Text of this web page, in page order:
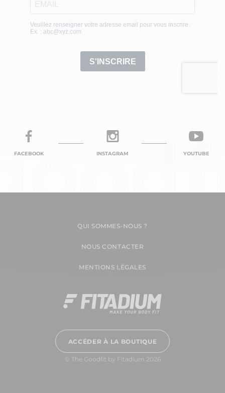
FACEBOOK INSTAGRAM YOUTUBE
QUI SOMMES-NOUS ?
NOUS CONTACTER
MENTIONS LÉGALES
ACCÉDER À LA BOUTIQUE
© The Goodfit by Fitadium 2026